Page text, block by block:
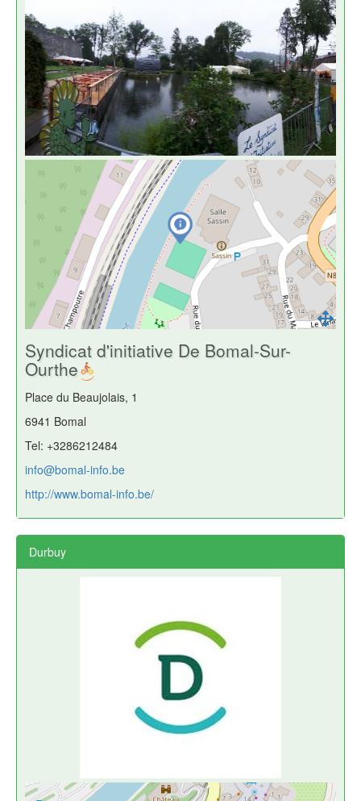
Syndicat d'initiative De Bomal-Sur-
Ourthe
Place du Beaujolais, 1
6941 Bomal
Tel: +3286212484
info@bomal-info.be
http://www.bomal-info.be/
Durbuy